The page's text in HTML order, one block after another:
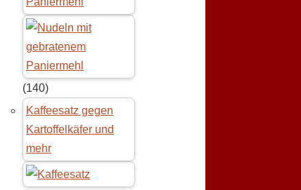
(140)
Kaffeesatz gegen
Kartoffelkäfer und
mehr